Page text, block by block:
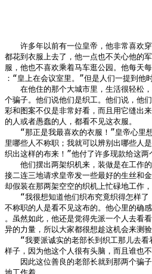
许多年以前有一位皇帝，他非常喜欢穿
都花到衣服上去了，他一点也不关心他的
服，他也不喜欢乘着马车逛公园。他每天
：“皇上在会议室里。”但是人们一提到他
在他住的那个大城市里，生活很轻松，
个骗子。他们说他们是织工。他们说，他
彩和图案不仅是非常好看，而且用它缝出
的人或者愚蠢的人，都看不见这衣服。
“那正是我最喜欢的衣服！”皇帝心里
里哪些人不称职；我就可以辨别出哪些人
织出这样的布来！”他付了许多现款给这两
他们摆出两架织机来，装做是在工作的
接二连三地请求皇帝发一些最好的生丝和
却假装在那两架空空的织机上忙碌地工作，
“我很想知道他们织布究竟织得怎样了
不称职的人是看不见这布的。他心里的确
。虽然如此，他还是觉得先派一个人去看
异的力量，所以大家都很想趁这机会来测
“我要派诚实的老部长到织工那儿去看
样子，因为他这个人很有头脑，而且谁也
因此这位善良的老部长就到那两个骗子